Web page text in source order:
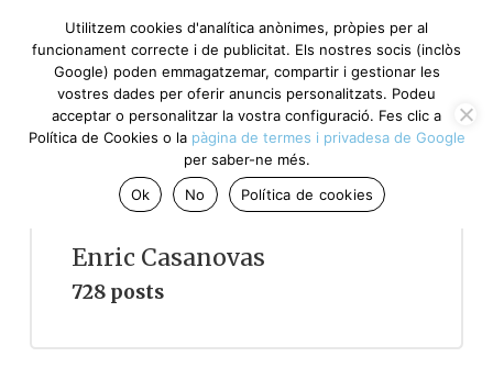
Enric Casanovas
728 posts
Utilitzem cookies d'analítica anònimes, pròpies per al
funcionament correcte i de publicitat. Els nostres socis (inclòs
Google) poden emmagatzemar, compartir i gestionar les
vostres dades per oferir anuncis personalitzats. Podeu
acceptar o personalitzar la vostra configuració. Fes clic a
Política de Cookies o la pàgina de termes i privadesa de Google
per saber-ne més.
Ok
No Política de cookies